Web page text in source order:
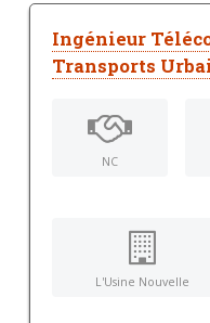
Ingénieur
Transports
NC
L'Usine Nouvelle